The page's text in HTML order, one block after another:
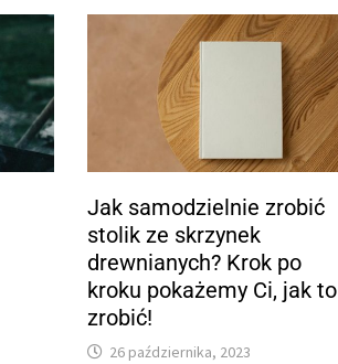
Jak samodzielnie zrobić
stolik ze skrzynek
drewnianych? Krok po
kroku pokażemy Ci, jak to
zrobić!
26 października, 2023